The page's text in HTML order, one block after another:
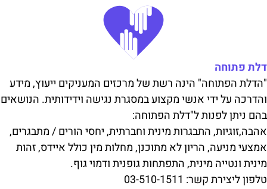
דלת פתוחה
"הדלת הפתוחה" הינה רשת של מרכזים המעניקים ייעוץ, מידע
והדרכה על ידי אנשי מקצוע במסגרת נגישה וידידותית. הנושאים
בהם ניתן לפנות ל"דלת הפתוחה:
אהבה,זוגיות, התבגרות מינית וחברתית, יחסי הורים / מתבגרים,
אמצעי מניעה, הריון לא מתוכנן, מחלות מין כולל איידס, זהות
מינית ונטייה מינית, התפתחות גופנית ודמוי גוף.
טלפון ליצירת קשר: 03-510-1511